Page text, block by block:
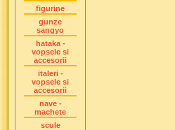
figurine
gunze
sangyo
hataka -
vopsele si
accesorii
italeri -
vopsele si
accesorii
nave -
machete
scule